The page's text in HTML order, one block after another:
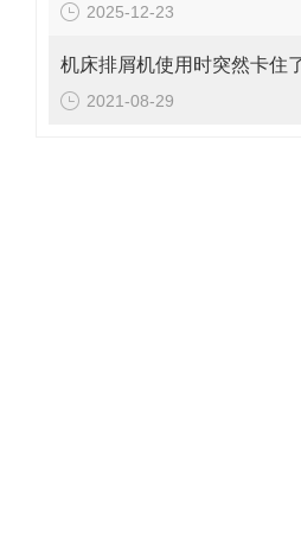
2025-12-23
2021-08-29